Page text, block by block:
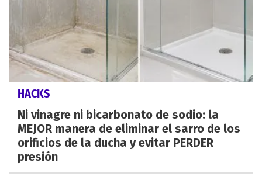
HACKS
Ni vinagre ni bicarbonato de sodio: la
MEJOR manera de eliminar el sarro de los
orificios de la ducha y evitar PERDER
presión